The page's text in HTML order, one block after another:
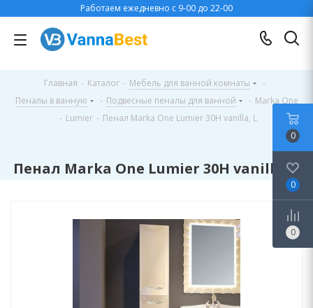
Работаем ежедневно с 9-00 до 22-00
Главная - Каталог - Мебель для ванной комнаты
-
Пеналы в ванную
- Подвесные пеналы для ванной - Marka One
- Lumier - Пенал Marka One Lumier 30Н vanilla, L
Пенал Marka One Lumier 30Н vanilla, L
0
0
0